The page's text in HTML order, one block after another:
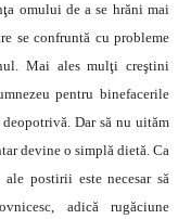
omului de a se hrăni mai
se confruntă cu probleme
Mai ales mulţi creştini
pentru binefacerile
Dar să nu uităm
devine o simplă dietă. Ca
postirii este necesar să
adică rugăciune